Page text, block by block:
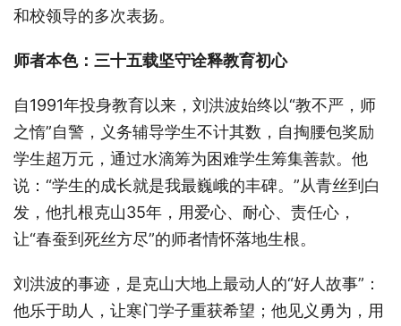
和校领导的多次表扬。
师者本色：三十五载坚守诠释教育初心
自1991年投身教育以来，刘洪波始终以“教不严，师
之惰”自警，义务辅导学生不计其数，自掏腰包奖励
学生超万元，通过水滴筹为困难学生筹集善款。他
说：“学生的成长就是我最巍峨的丰碑。”从青丝到白
发，他扎根克山35年，用爱心、耐心、责任心，
让“春蚕到死丝方尽”的师者情怀落地生根。
刘洪波的事迹，是克山大地上最动人的“好人故事”：
他乐于助人，让寒门学子重获希望；他见义勇为，用